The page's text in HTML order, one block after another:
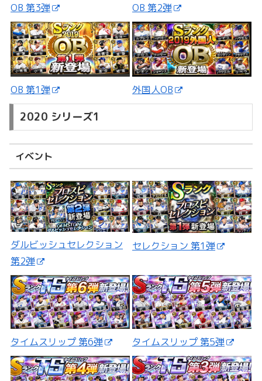
OB 第3弾 OB 第2弾
OB 第1弾 外国人OB
2020 シリーズ1
イベント
ダルビッシュセレクション
第2弾
セレクション 第1弾
タイムスリップ 第6弾 タイムスリップ 第5弾